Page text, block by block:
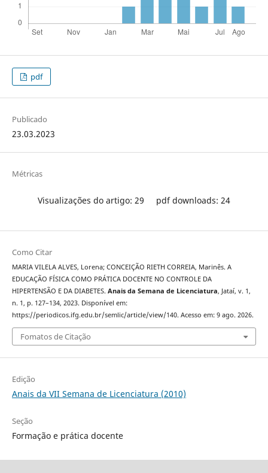
pdf
Publicado
23.03.2023
Métricas
Visualizações do artigo: 29 pdf downloads: 24
Como Citar
MARIA VILELA ALVES, Lorena; CONCEIÇÃO RIETH CORREIA, Marinês. A
EDUCAÇÃO FÍSICA COMO PRÁTICA DOCENTE NO CONTROLE DA
HIPERTENSÃO E DA DIABETES. Anais da Semana de Licenciatura, Jataí, v. 1,
n. 1, p. 127–134, 2023. Disponível em:
https://periodicos.ifg.edu.br/semlic/article/view/140. Acesso em: 9 ago. 2026.
Fomatos de Citação
Edição
Anais da VII Semana de Licenciatura (2010)
Seção
Formação e prática docente